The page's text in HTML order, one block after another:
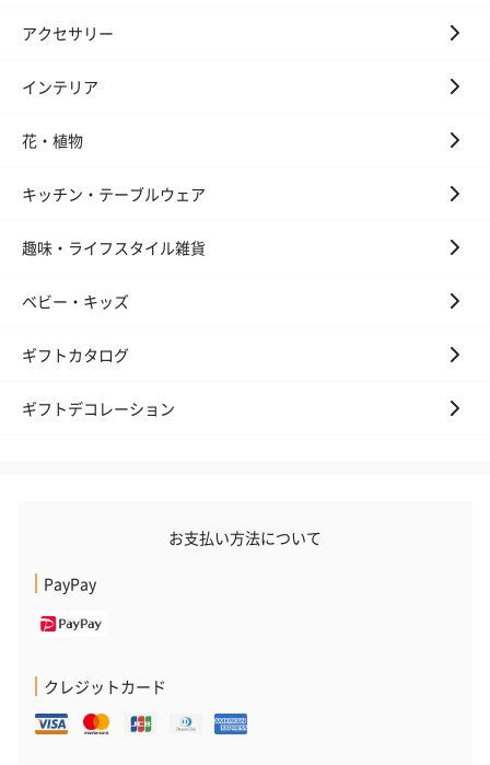
紅茶・コーヒー・スイーツ
への＋αにおすすめです。
アールグレイ（HAPPY
（660円）
フルーツティ
アクセサリー
インテリア
花・植物
キッチン・テーブルウェア
趣味・ライフスタイル雑貨
ベビー・キッズ
ギフトカタログ
ギフトデコレーション
お支払い方法について
PayPay
クレジットカード